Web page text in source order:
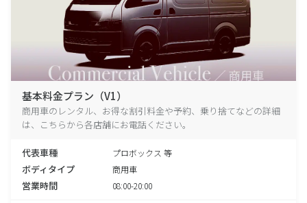
基本料金プラン（V1）
商用車のレンタル、お得な割引料金や予約、乗り捨てなどの詳細
は、こちらから各店舗にお電話ください。
代表車種 プロボックス 等
ボディタイプ 商用車
営業時間 08:00-20:00